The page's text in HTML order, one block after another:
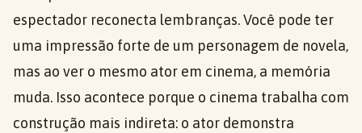
espectador reconecta lembranças. Você pode ter
uma impressão forte de um personagem de novela,
mas ao ver o mesmo ator em cinema, a memória
muda. Isso acontece porque o cinema trabalha com
construção mais indireta: o ator demonstra